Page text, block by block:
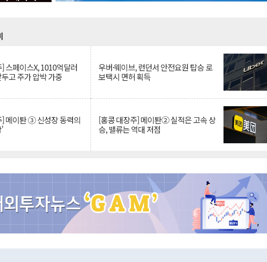
스페이스X, 1010억달러
고 주가 압박 가중
우버·웨이브, 런던서 안전요원 탑승 로
보택시 면허 획득
] 메이퇀 ③ 신성장 동력의
'
[홍콩 대장주] 메이퇀② 실적은 고속 상
승, 밸류는 역대 저점